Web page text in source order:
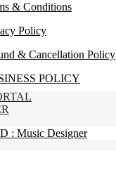
& Conditions
Policy
& Cancellation Policy
POLICY